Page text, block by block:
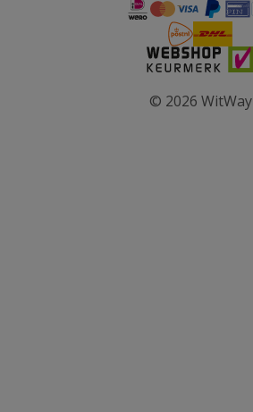
© 2026 WitWay